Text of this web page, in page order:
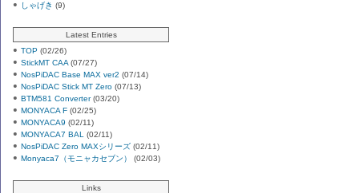
しゃげき (9)
Latest Entries
TOP (02/26)
StickMT CAA (07/27)
NosPiDAC Base MAX ver2 (07/14)
NosPiDAC Stick MT Zero (07/13)
BTM581 Converter(03/20)
MONYACA F (02/25)
MONYACA9 (02/11)
MONYACA7 BAL
(02/11)
NosPiDAC Zero MAXシリーズ (02/11)
Monyaca7（モニャカセブン）
(02/03)
Links